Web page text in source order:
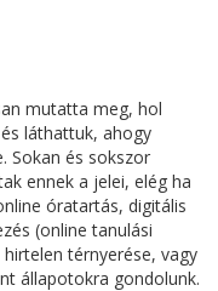
mutatta meg, hol
láthattuk, ahogy
Sokan és sokszor
ennek a jelei, elég ha
óratartás, digitális
(online tanulási
térnyerése, vagy
állapotokra gondolunk.